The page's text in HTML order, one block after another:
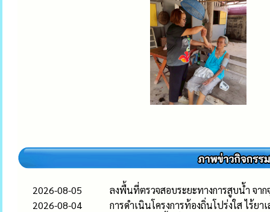
2026-08-05
ลงพื้นที่ตรวจสอบระยะทางการสูบน้ำ จ
2026-08-04
การดำเนินโครงการท้องถิ่นโปร่งใส ไร้ยา